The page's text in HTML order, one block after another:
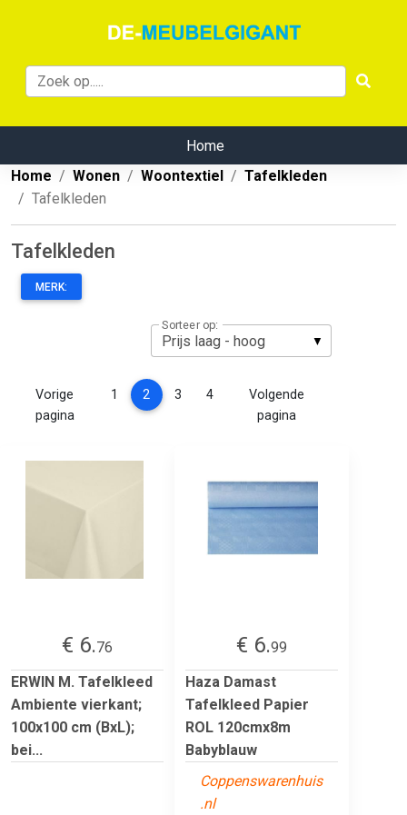
Home
Home
Wonen Woontextiel
Tafelkleden
Tafelkleden
Tafelkleden
MERK:
Sorteer op:
Vorige
pagina
1 2 (current)
3 4
Volgende
pagina
€ 6.76
ERWIN M. Tafelkleed
Ambiente vierkant;
100x100 cm (BxL);
bei...
€ 6.99
Haza Damast
Tafelkleed Papier
ROL 120cmx8m
Babyblauw
Coppenswarenhuis
.nl